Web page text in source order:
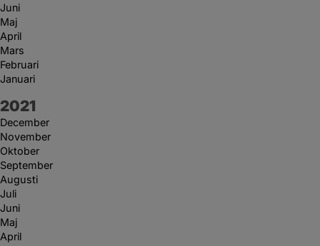
Juni
Maj
April
Mars
Februari
Januari
År:
2021
December
November
Oktober
September
Augusti
Juli
Juni
Maj
April